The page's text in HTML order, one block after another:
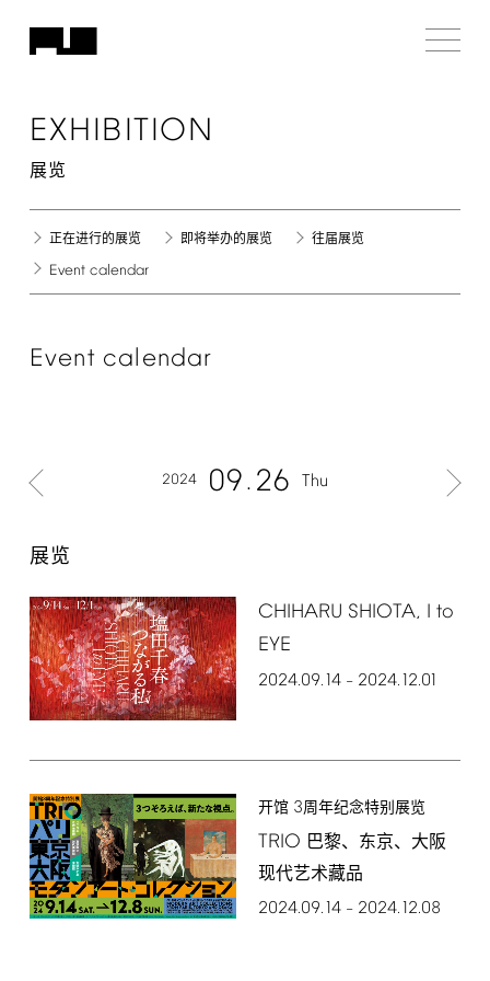
EXHIBITION
展览
正在进行的展览 即将举办的展览 往届展览
Event calendar
Event calendar
2024 09 26 Thu
展览
CHIHARU SHIOTA, I to
EYE
2024.09.14– 2024.12.01
开馆 3周年纪念特别展览
TRIO 巴黎、东京、大阪
现代艺术藏品
2024.09.14– 2024.12.08